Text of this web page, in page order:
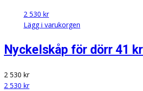
2 530 kr
Lägg i varukorgen
Nyckelskåp för dörr 41
2 530 kr
2 530 kr